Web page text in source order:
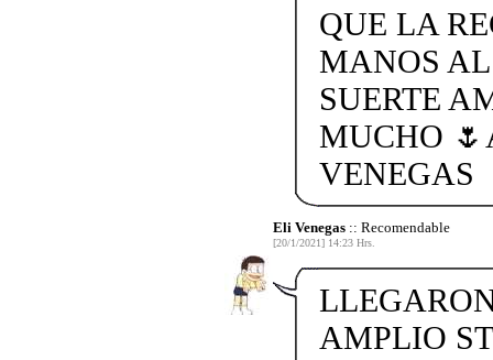
QUE LA
MANOS
SUERTE
MUCHO
VENEGAS
Eli Venegas :: Recomendable
[20/1/2021] 14:23 Hrs.
AMPLIO